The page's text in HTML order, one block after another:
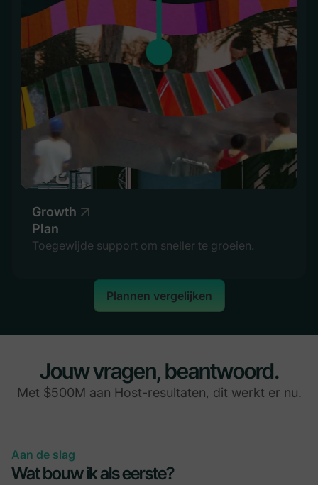
Growth
Plan
Toegewijde support om sneller te groeien.
Plannen vergelijken
Jouw vragen, beantwoord.
Met $500M aan Host-resultaten, dit werkt er nu.
Aan de slag
Wat bouw ik als eerste?